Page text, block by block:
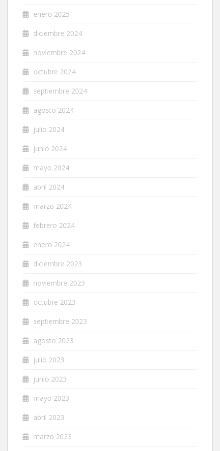
enero 2025
diciembre 2024
noviembre 2024
octubre 2024
septiembre 2024
agosto 2024
julio 2024
junio 2024
mayo 2024
abril 2024
marzo 2024
febrero 2024
enero 2024
diciembre 2023
noviembre 2023
octubre 2023
septiembre 2023
agosto 2023
julio 2023
junio 2023
mayo 2023
abril 2023
marzo 2023